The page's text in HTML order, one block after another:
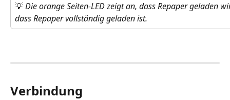
💡 Die orange Seiten-LED zeigt an, dass Repaper geladen
dass Repaper vollständig geladen ist.
Verbindung